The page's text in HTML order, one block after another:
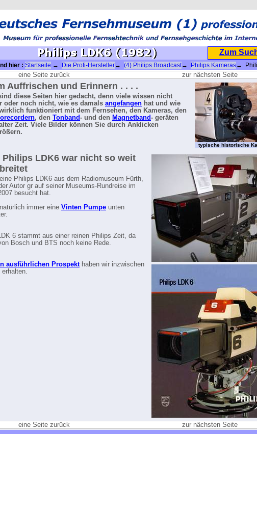
Zum
hier : Startseite → Die Profi-Hersteller→ (4) Philips Broadcast→ Philips Kameras→
(1982)eine Seite zurück zur nächsten Seite
typische historische
Auffrischen und Erinnern . . . .
diese Seiten hier gedacht, denn viele wissen nicht
oder noch nicht, wie es damals angefangen hat und wie
funktioniert mit dem Fernsehen, den Kameras, den
, den Tonband- und den Magnetband- geräten
Zeit. Viele Bilder können Sie durch Anklicken
Philips LDK6 war nicht so weit
Philips LDK6 aus dem Radiomuseum Fürth,
Autor gr auf seiner Museums-Rundreise im
besucht hat.
immer eine Vinten Pumpe unten
6 stammt aus einer reinen Philips Zeit, da
Bosch und BTS noch keine Rede.
ausführlichen Prospekthaben wir inzwischen
erhalten.
eine Seite zurück zur nächsten Seite